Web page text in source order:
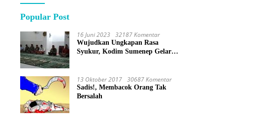
Popular Post
16 Juni 2023 32187 Komentar
Wujudkan Ungkapan Rasa
Syukur, Kodim Sumenep Gelar
13 Oktober 2017 30687 Komentar
Sadis!, Membacok Orang Tak
Bersalah